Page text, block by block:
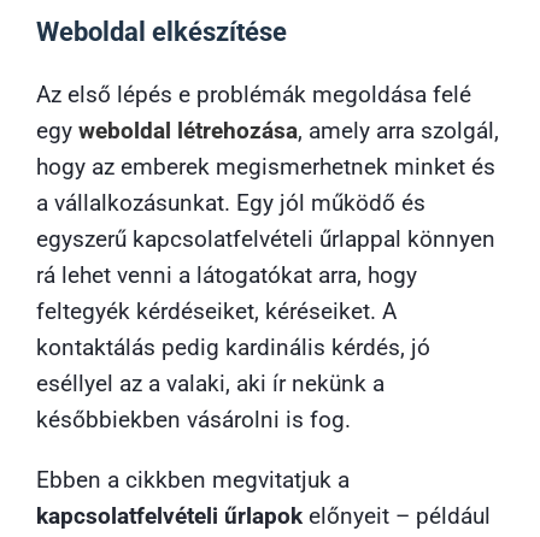
Weboldal elkészítése
Az első lépés e problémák megoldása felé
egy weboldal létrehozása, amely arra szolgál,
hogy az emberek megismerhetnek minket és
a vállalkozásunkat. Egy jól működő és
egyszerű kapcsolatfelvételi űrlappal könnyen
rá lehet venni a látogatókat arra, hogy
feltegyék kérdéseiket, kéréseiket. A
kontaktálás pedig kardinális kérdés, jó
eséllyel az a valaki, aki ír nekünk a
későbbiekben vásárolni is fog.
Ebben a cikkben megvitatjuk a
kapcsolatfelvételi űrlapok előnyeit – például